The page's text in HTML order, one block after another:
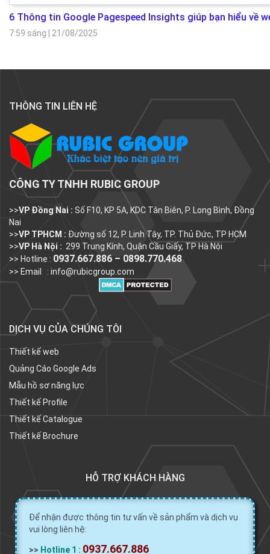
6 Thông tin Google Pagespeed Insights giúp bạn hiểu về
7:59 sáng 21/08/2025
THÔNG TIN LIÊN HỆ
CÔNG TY TNHH RUBIC GROUP
>>VP Đồng Nai : Số F10, KP 5A, KDC Tân Biên, P. Long Bình, Đồng
Nai
>>VP TPHCM : Đường số 12, P. Linh Tây, TP. Thủ Đức, TP HCM
>>VP Hà Nội : 299 Trung Kính, Quận Cầu Giấy, TP Hà Nội
>> Hotline : 0937.667.886 – 0898.770.468
>> Email : info@rubicgroup.com
DỊCH VỤ CỦA CHÚNG TÔI
Thiết kế web
Quảng Cáo Google Ads
Mẫu hồ sơ năng lực
Thiết kế Profile
Thiết kế Catalogue
Thiết kế Brochure
HỖ TRỢ KHÁCH HÀNG
Để nhận được thông tin tư vấn về sản phẩm và dịch vụ
vui lòng liên hệ:
>> Hotline 1 : 0937.667.886